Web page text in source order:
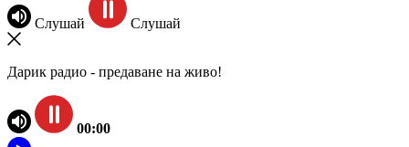
Слушай Слушай
Дарик радио - предаване на живо!
00:00